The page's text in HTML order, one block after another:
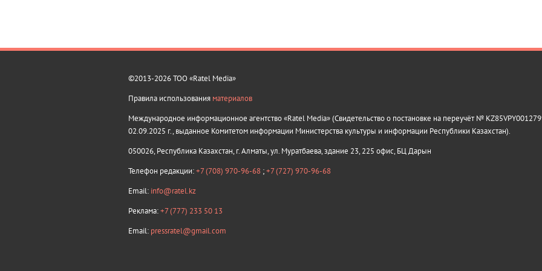
©2013-2026 ТОО «Ratel Media»
Правила использования материалов
Международное информационное агентство «Ratel Media» (Свидетельство о постановке на переучёт №
02.09.2025 г., выданное Комитетом информации Министерства культуры и информации Республики Казахстан).
050026, Республика Казахстан, г. Алматы, ул. Муратбаева, здание 23, 225 офис, БЦ Дарын
Телефон редакции:+7 (708) 970-96-68 ;+7 (727) 970-96-68
Email: info@ratel.kz
Реклама:+7 (777) 233 50 13
Email: pressratel@gmail.com